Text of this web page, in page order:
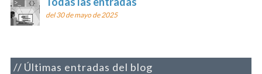
del 30 de mayo de 2025
Últimas entradas del blog